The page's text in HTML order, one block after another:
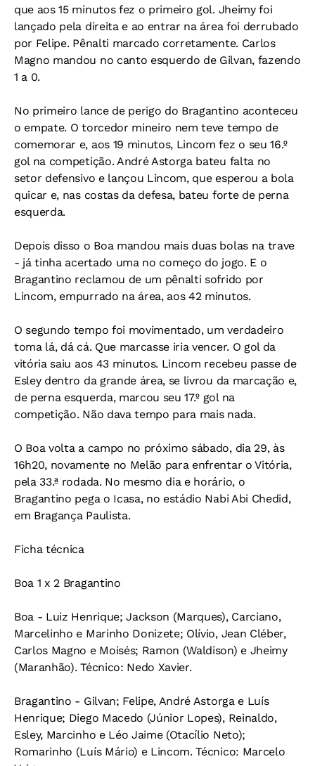
que aos 15 minutos fez o primeiro gol. Jheimy foi
lançado pela direita e ao entrar na área foi derrubado
por Felipe. Pênalti marcado corretamente. Carlos
Magno mandou no canto esquerdo de Gilvan, fazendo
1 a 0.
No primeiro lance de perigo do Bragantino aconteceu
o empate. O torcedor mineiro nem teve tempo de
comemorar e, aos 19 minutos, Lincom fez o seu 16.º
gol na competição. André Astorga bateu falta no
setor defensivo e lançou Lincom, que esperou a bola
quicar e, nas costas da defesa, bateu forte de perna
esquerda.
Depois disso o Boa mandou mais duas bolas na trave
- já tinha acertado uma no começo do jogo. E o
Bragantino reclamou de um pênalti sofrido por
Lincom, empurrado na área, aos 42 minutos.
O segundo tempo foi movimentado, um verdadeiro
toma lá, dá cá. Que marcasse iria vencer. O gol da
vitória saiu aos 43 minutos. Lincom recebeu passe de
Esley dentro da grande área, se livrou da marcação e,
de perna esquerda, marcou seu 17.º gol na
competição. Não dava tempo para mais nada.
O Boa volta a campo no próximo sábado, dia 29, às
16h20, novamente no Melão para enfrentar o Vitória,
pela 33.ª rodada. No mesmo dia e horário, o
Bragantino pega o Icasa, no estádio Nabi Abi Chedid,
em Bragança Paulista.
Ficha técnica
Boa 1 x 2 Bragantino
Boa - Luiz Henrique; Jackson (Marques), Carciano,
Marcelinho e Marinho Donizete; Olívio, Jean Cléber,
Carlos Magno e Moisés; Ramon (Waldison) e Jheimy
(Maranhão). Técnico: Nedo Xavier.
Bragantino - Gilvan; Felipe, André Astorga e Luís
Henrique; Diego Macedo (Júnior Lopes), Reinaldo,
Esley, Marcinho e Léo Jaime (Otacílio Neto);
Romarinho (Luís Mário) e Lincom. Técnico: Marcelo